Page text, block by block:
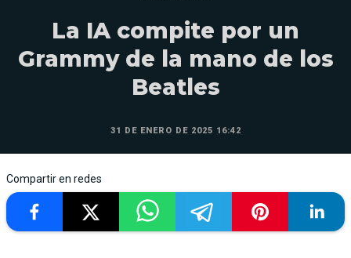
La IA compite por un
Grammy de la mano de los
Beatles
31 DE ENERO DE 2025 16:42
Compartir en redes